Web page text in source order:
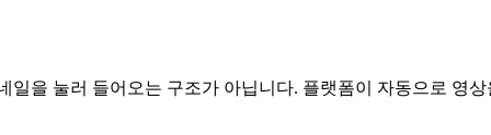
일을 눌러 들어오는 구조가 아닙니다. 플랫폼이 자동으로 영